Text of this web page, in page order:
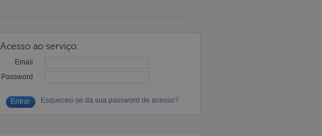
Acesso ao serviço:
Email
Password
Esqueceu-se da sua password de acesso?